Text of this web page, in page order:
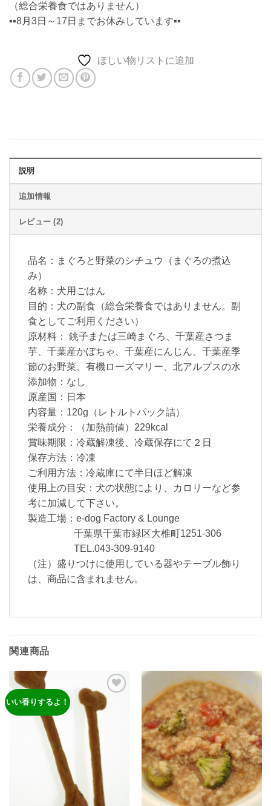
（総合栄養食ではありません）
▪️▪️8月3日～17日までお休みしています▪️▪️
ほしい物リストに追加
説明
追加情報
レビュー (2)
品名：まぐろと野菜のシチュウ（まぐろの煮込
み）
名称：犬用ごはん
目的：犬の副食（総合栄養食ではありません。副
食としてご利用ください）
原材料： 銚子または三崎まぐろ、千葉産さつま
芋、千葉産かぼちゃ、千葉産にんじん、千葉産季
節のお野菜、有機ローズマリー、北アルプスの水
添加物：なし
原産国：日本
内容量：120g（レトルトパック詰）
栄養成分：（加熱前値）229kcal
賞味期限：冷蔵解凍後、冷蔵保存にて２日
保存方法：冷凍
ご利用方法：冷蔵庫にて半日ほど解凍
使用上の目安：犬の状態により、カロリーなど参
考に加減して下さい。
製造工場：e-dog Factory & Lounge
千葉県千葉市緑区大椎町1251-306
TEL.043-309-9140
（注）盛りつけに使用している器やテーブル飾り
は、商品に含まれません。
関連商品
いい香りするよ！
ほし
い物
リス
トに
追加